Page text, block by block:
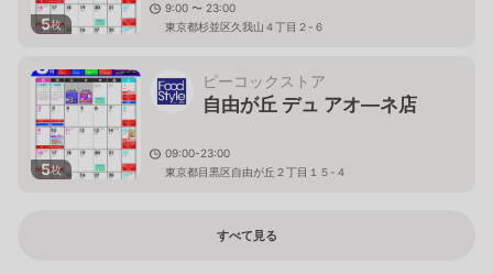
5枚
9:00 〜 23:00
東京都杉並区久我山４丁目２-６
5枚
ピーコックストア
自由が丘 デュ アオ―ネ店
09:00-23:00
東京都目黒区自由が丘２丁目１５-４
すべて見る